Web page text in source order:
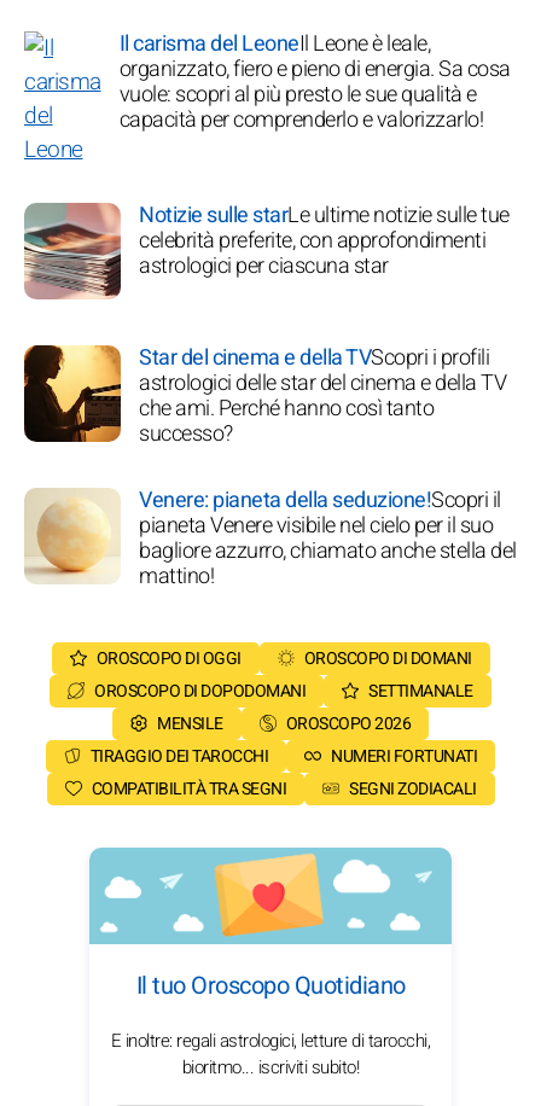
Il carisma del LeoneIl Leone è leale,
organizzato, fiero e pieno di energia. Sa cosa
vuole: scopri al più presto le sue qualità e
capacità per comprenderlo e valorizzarlo!
Notizie sulle starLe ultime notizie sulle tue
celebrità preferite, con approfondimenti
astrologici per ciascuna star
Star del cinema e della TVScopri i profili
astrologici delle star del cinema e della TV
che ami. Perché hanno così tanto
successo?
Venere: pianeta della seduzione!Scopri il
pianeta Venere visibile nel cielo per il suo
bagliore azzurro, chiamato anche stella del
mattino!
OROSCOPO DI OGGI
OROSCOPO DI DOMANI
OROSCOPO DI DOPODOMANI
SETTIMANALE
MENSILE
OROSCOPO 2026
TIRAGGIO DEI TAROCCHI
NUMERI FORTUNATI
COMPATIBILITÀ TRA SEGNI
SEGNI ZODIACALI
Il tuo Oroscopo Quotidiano
E inoltre: regali astrologici, letture di tarocchi,
bioritmo... iscriviti subito!